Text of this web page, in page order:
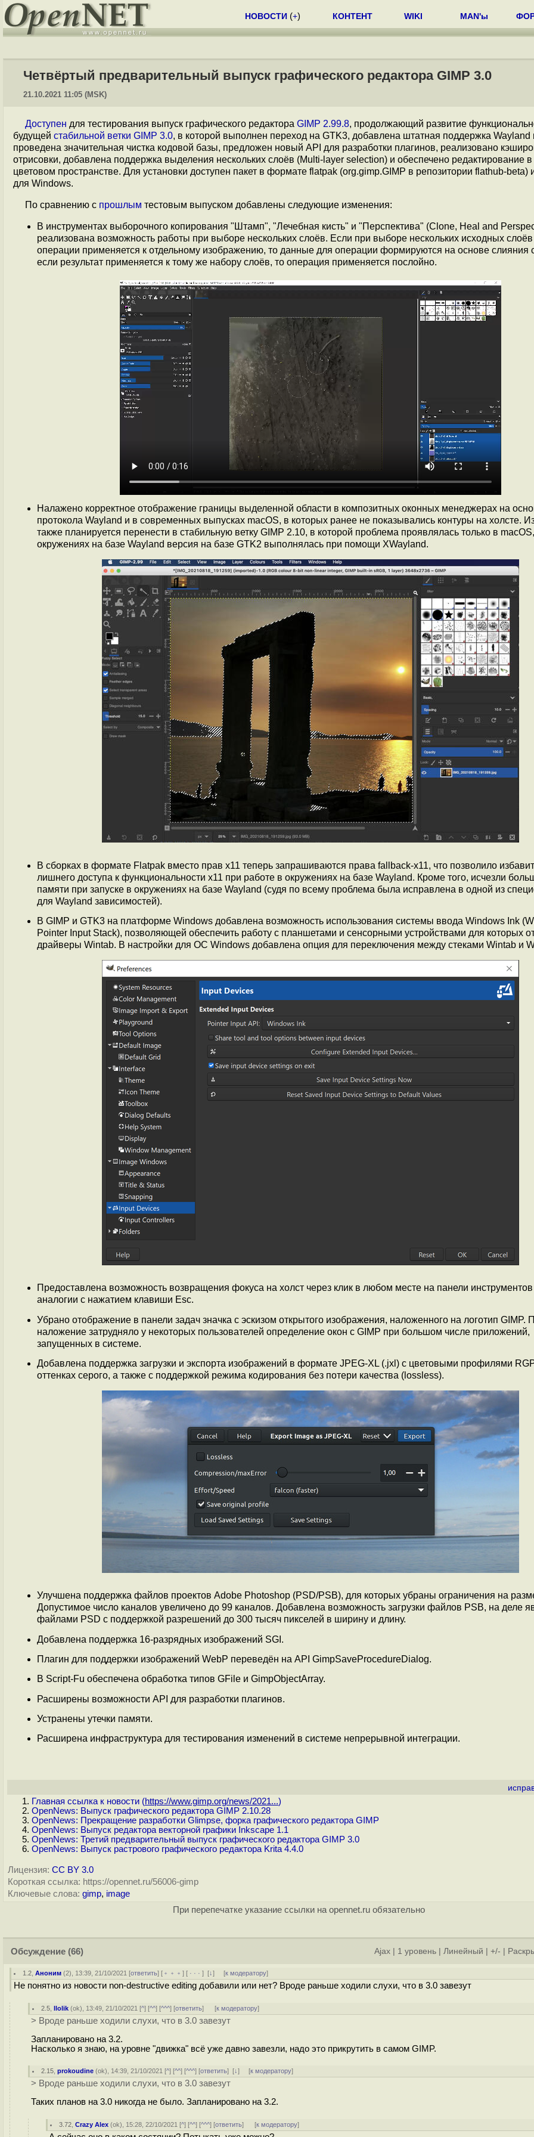
НОВОСТИ (+) КОНТЕНТ WIKI MAN'ы
Четвёртый предварительный выпуск графического редактора GIMP 3.0
21.10.2021 11:05 (MSK)
Доступен для тестирования выпуск графического редактора GIMP 2.99.8, продолжающий развитие
будущей стабильной ветки GIMP 3.0, в которой выполнен переход на GTK3, добавлена штатная поддержка Wayland
проведена значительная чистка кодовой базы, предложен новый API для разработки плагинов, реализовано
отрисовки, добавлена поддержка выделения нескольких слоёв (Multi-layer selection) и обеспечено редактирование
цветовом пространстве. Для установки доступен пакет в формате flatpak (org.gimp.GIMP в репозитории flathub-beta)
для Windows.
По сравнению с прошлым тестовым выпуском добавлены следующие изменения:
В инструментах выборочного копирования "Штамп", "Лечебная кисть" и "Перспектива" (Clone, Heal and
реализована возможность работы при выборе нескольких слоёв. Если при выборе нескольких исходных слоёв
операции применяется к отдельному изображению, то данные для операции формируются на основе слияния
если результат применяется к тому же набору слоёв, то операция применяется послойно.
Налажено корректное отображение границы выделенной области в композитных оконных менеджерах на
протокола Wayland и в современных выпусках macOS, в которых ранее не показывались контуры на холсте.
также планируется перенести в стабильную ветку GIMP 2.10, в которой проблема проявлялась только в macOS,
окружениях на базе Wayland версия на базе GTK2 выполнялась при помощи XWayland.
В сборках в формате Flatpak вместо прав x11 теперь запрашиваются права fallback-x11, что позволило
лишнего доступа к функциональности x11 при работе в окружениях на базе Wayland. Кроме того, исчезли
памяти при запуске в окружениях на базе Wayland (судя по всему проблема была исправлена в одной из
для Wayland зависимостей).
В GIMP и GTK3 на платформе Windows добавлена возможность использования системы ввода Windows Ink
Pointer Input Stack), позволяющей обеспечить работу с планшетами и сенсорными устройствами для которых
драйверы Wintab. В настройки для ОС Windows добавлена опция для переключения между стеками Wintab и
Предоставлена возможность возвращения фокуса на холст через клик в любом месте на панели
аналогии с нажатием клавиши Esc.
Убрано отображение в панели задач значка с эскизом открытого изображения, наложенного на логотип GIMP.
наложение затрудняло у некоторых пользователей определение окон с GIMP при большом числе приложений,
запущенных в системе.
Добавлена поддержка загрузки и экспорта изображений в формате JPEG-XL (.jxl) с цветовыми профилями
оттенках серого, а также с поддержкой режима кодирования без потери качества (lossless).
Улучшена поддержка файлов проектов Adobe Photoshop (PSD/PSB), для которых убраны ограничения на
Допустимое число каналов увеличено до 99 каналов. Добавлена возможность загрузки файлов PSB, на деле
файлами PSD с поддержкой разрешений до 300 тысяч пикселей в ширину и длину.
Добавлена поддержка 16-разрядных изображений SGI.
Плагин для поддержки изображений WebP переведён на API GimpSaveProcedureDialog.
В Script-Fu обеспечена обработка типов GFile и GimpObjectArray.
Расширены возможности API для разработки плагинов.
Устранены утечки памяти.
Расширена инфраструктура для тестирования изменений в системе непрерывной интеграции.
Главная ссылка к новости (https://www.gimp.org/news/2021...)
OpenNews: Выпуск графического редактора GIMP 2.10.28
OpenNews: Прекращение разработки Glimpse, форка графического редактора GIMP
OpenNews: Выпуск редактора векторной графики Inkscape 1.1
OpenNews: Третий предварительный выпуск графического редактора GIMP 3.0
OpenNews: Выпуск растрового графического редактора Krita 4.4.0
Лицензия: CC BY 3.0
Короткая ссылка: https://opennet.ru/56006-gimp
Ключевые слова: gimp, image
При перепечатке указание ссылки на opennet.ru обязательно
Обсуждение (66) Ajax 1 уровень Линейный +/-
1.2 ,Аноним (2), 13:39, 21/10/2021 [ответить] [ ﹢﹢﹢] [ · · ·][↓] [к модератору]
Не понятно из новости non-destructive editing добавили или нет? Вроде раньше ходили слухи, что в 3.0 завезут
2.5 ,llolik (ok), 13:49, 21/10/2021 [^] [^^] [^^^] [ответить] [к модератору]
> Вроде раньше ходили слухи, что в 3.0 завезут
Запланировано на 3.2.
Насколько я знаю, на уровне "движка" всё уже давно завезли, надо это прикрутить в самом GIMP.
2.15 ,prokoudine (ok), 14:39, 21/10/2021 [^] [^^] [^^^] [ответить][↓] [к модератору]
> Вроде раньше ходили слухи, что в 3.0 завезут
Таких планов на 3.0 никогда не было. Запланировано на 3.2.
3.72 ,Crazy Alex (ok), 15:28, 22/10/2021 [^] [^^] [^^^] [ответить] [к модератору]